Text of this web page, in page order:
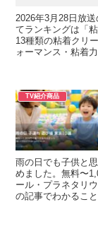
2026年3月28日放
てランキングは「
13種類の粘着クリ
ォーマンス・粘着
TV紹介商品
雨の日でも子供と
めました。無料〜
ール・プラネタリ
の記事でわかるこ